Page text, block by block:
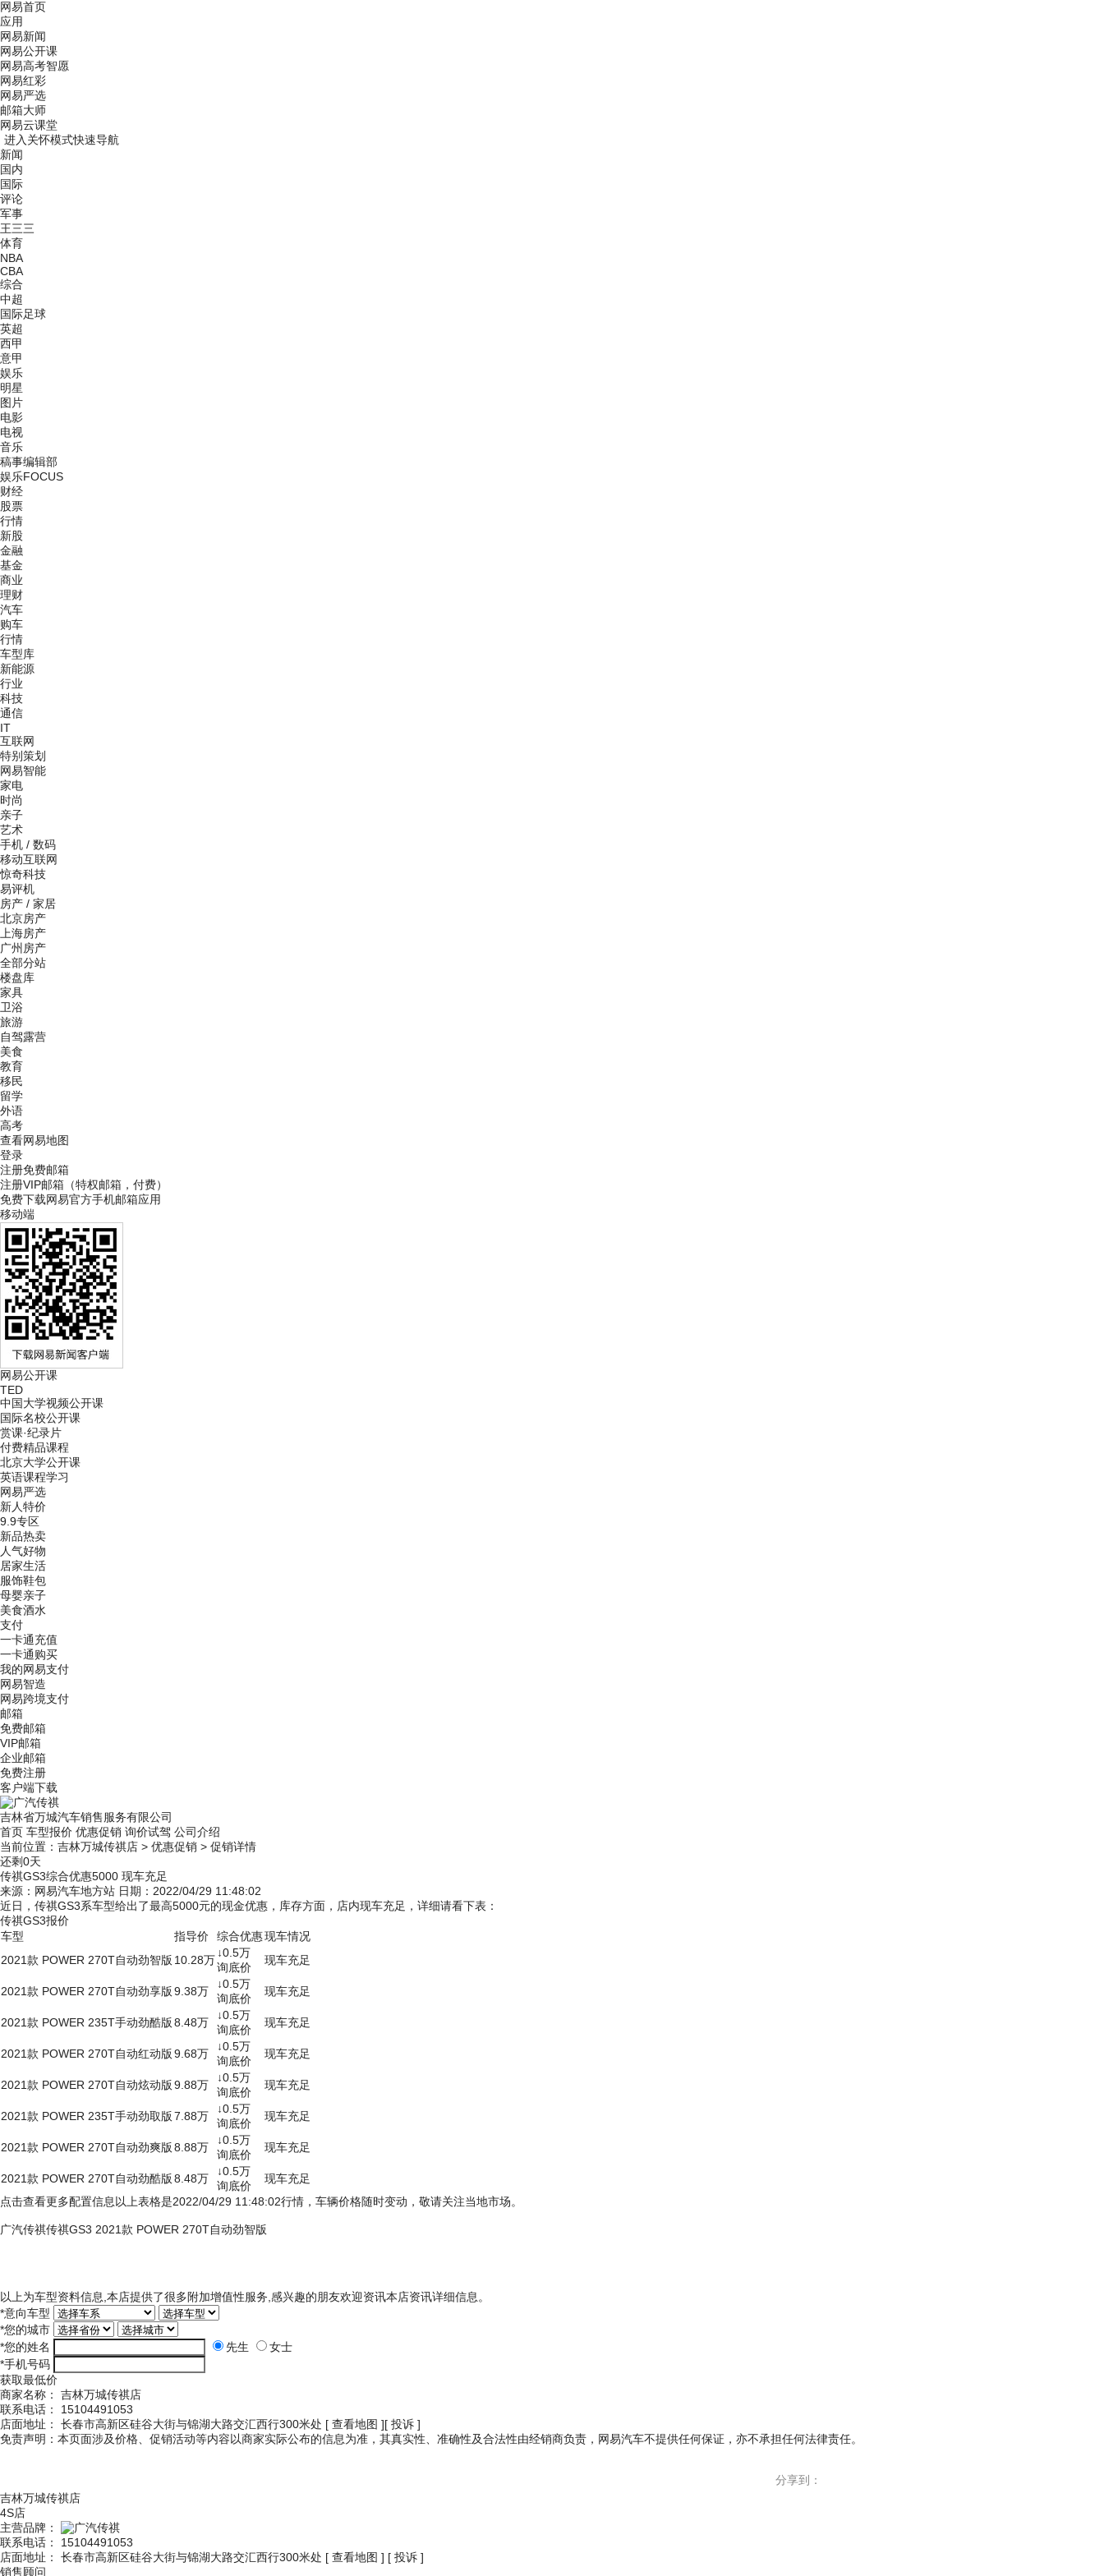
网易首页
应用
网易新闻
网易公开课
网易高考智愿
网易红彩
网易严选
邮箱大师
网易云课堂
进入关怀模式快速导航
新闻
国内
国际
评论
军事
王三三
体育
NBA
CBA
综合
中超
国际足球
英超
西甲
意甲
娱乐
明星
图片
电影
电视
音乐
稿事编辑部
娱乐FOCUS
财经
股票
行情
新股
金融
基金
商业
理财
汽车
购车
行情
车型库
新能源
行业
科技
通信
IT
互联网
特别策划
网易智能
家电
时尚
亲子
艺术
手机 / 数码
移动互联网
惊奇科技
易评机
房产 / 家居
北京房产
上海房产
广州房产
全部分站
楼盘库
家具
卫浴
旅游
自驾露营
美食
教育
移民
留学
外语
高考
查看网易地图
登录
注册免费邮箱
注册VIP邮箱（特权邮箱，付费）
免费下载网易官方手机邮箱应用
移动端
网易公开课
TED
中国大学视频公开课
国际名校公开课
赏课·纪录片
付费精品课程
北京大学公开课
英语课程学习
网易严选
新人特价
9.9专区
新品热卖
人气好物
居家生活
服饰鞋包
母婴亲子
美食酒水
支付
一卡通充值
一卡通购买
我的网易支付
网易智造
网易跨境支付
邮箱
免费邮箱
VIP邮箱
企业邮箱
免费注册
客户端下载
吉林省万城汽车销售服务有限公司
首页 车型报价 优惠促销 询价试驾 公司介绍
当前位置： 吉林万城传祺店 > 优惠促销 > 促销详情
还剩0天
传祺GS3综合优惠5000 现车充足
来源：网易汽车地方站 日期：2022/04/29 11:48:02
近日，传祺GS3系车型给出了最高5000元的现金优惠，库存方面，店内现车充足，详细请看下表：
传祺GS3报价
车型
指导价 综合优惠现车情况
2021款 POWER 270T自动劲智版 10.28万
↓0.5万
询底价
现车充足
2021款 POWER 270T自动劲享版9.38万
↓0.5万
询底价
现车充足
2021款 POWER 235T手动劲酷版8.48万
↓0.5万
询底价
现车充足
2021款 POWER 270T自动红动版9.68万
↓0.5万
询底价
现车充足
2021款 POWER 270T自动炫动版9.88万
↓0.5万
询底价
现车充足
2021款 POWER 235T手动劲取版7.88万
↓0.5万
询底价
现车充足
2021款 POWER 270T自动劲爽版8.88万
↓0.5万
询底价
现车充足
2021款 POWER 270T自动劲酷版8.48万
↓0.5万
询底价
现车充足
点击查看更多配置信息 以上表格是2022/04/29 11:48:02行情，车辆价格随时变动，敬请关注当地市场。
广汽传祺传祺GS3 2021款 POWER 270T自动劲智版
以上为车型资料信息,本店提供了很多附加增值性服务,感兴趣的朋友欢迎资讯本店资讯详细信息。
*意向车型
*您的城市
*您的姓名 先生
女士
*手机号码
获取最低价
商家名称：
吉林万城传祺店
联系电话：
15104491053
店面地址：
长春市高新区硅谷大街与锦湖大路交汇西行300米处 [ 查看地图 ][ 投诉 ]
免责声明：本页面涉及价格、促销活动等内容以商家实际公布的信息为准，其真实性、准确性及合法性由经销商负责，网易汽车不提供任何保证，亦不承担任何法律责任。
分享到：
吉林万城传祺店
4S店
主营品牌：
联系电话：
15104491053
店面地址：
长春市高新区硅谷大街与锦湖大路交汇西行300米处 [ 查看地图 ] [ 投诉 ]
销售顾问